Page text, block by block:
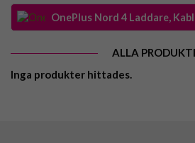
OnePlus Nord 4 Laddare,
ALLA
Inga produkter hittades.